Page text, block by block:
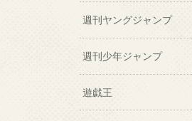
週刊ヤングジャンプ
週刊少年ジャンプ
遊戯王